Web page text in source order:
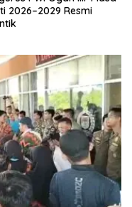
HMI Linggau Desak
Penanganan